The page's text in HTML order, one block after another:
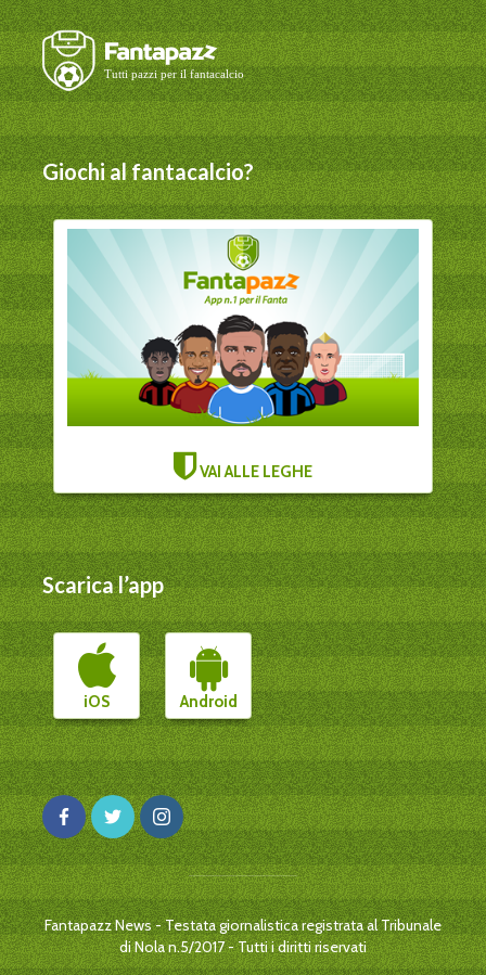
Giochi al fantacalcio?
VAI ALLE LEGHE
Scarica l’app
iOS Android
Fantapazz News - Testata giornalistica registrata al Tribunale
di Nola n.5/2017 - Tutti i diritti riservati